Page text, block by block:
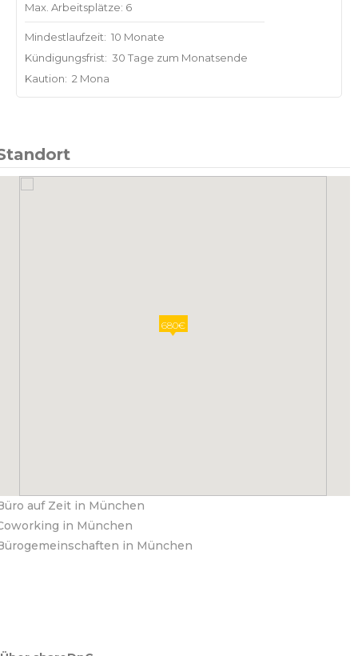
Max. Arbeitsplätze: 6
Mindestlaufzeit: 10 Monate
Kündigungsfrist: 30 Tage zum Monatsende
Kaution: 2 Mona
680€
auf Zeit in München
in München
in München